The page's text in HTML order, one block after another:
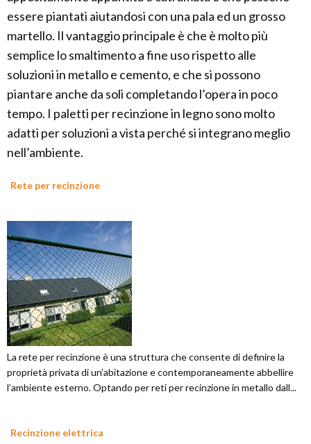
essere piantati aiutandosi con una pala ed un grosso
martello. Il vantaggio principale è che è molto più
semplice lo smaltimento a fine uso rispetto alle
soluzioni in metallo e cemento, e che si possono
piantare anche da soli completando l’opera in poco
tempo. I paletti per recinzione in legno sono molto
adatti per soluzioni a vista perché si integrano meglio
nell’ambiente.
Rete per recinzione
La rete per recinzione è una struttura che consente di definire la
proprietà privata di un’abitazione e contemporaneamente abbellire
l’ambiente esterno. Optando per reti per recinzione in metallo dall...
Recinzione elettrica